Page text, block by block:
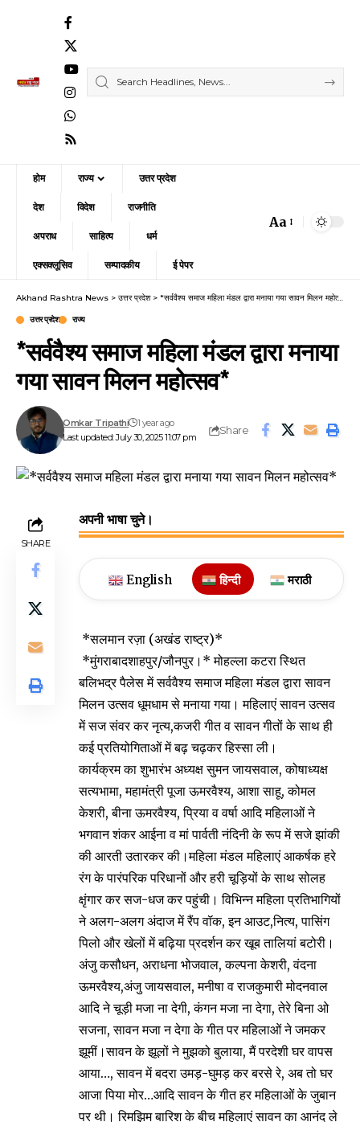
होम राज्य उत्तर प्रदेश
देश विदेश राजनीति
अपराध साहित्य धर्म
एक्सक्लूसिव सम्पादकीय ई पेपर
Font
Aa
Akhand Rashtra News > उत्तर प्रदेश> *सर्ववैश्य समाज महिला मंडल द्वारा मनाया गया सावन मिलन महोत्सव*
उत्तर प्रदेश राज्य
*सर्ववैश्य समाज महिला मंडल द्वारा मनाया
गया सावन मिलन महोत्सव*
Last updated: July 30, 2025 11:07 pm
Omkar Tripathi 1 year ago
Share
SHARE
अपनी भाषा चुने।
English हिन्दी मराठी
*सलमान रज़ा (अखंड राष्ट्र)*
*मुंगराबादशाहपुर/जौनपुर।* मोहल्ला कटरा स्थित
बलिभद्र पैलेस में सर्ववैश्य समाज महिला मंडल द्वारा सावन
मिलन उत्सव धूमधाम से मनाया गया। महिलाएं सावन उत्सव
में सज संवर कर नृत्य,कजरी गीत व सावन गीतों के साथ ही
कई प्रतियोगिताओं में बढ़ चढ़कर हिस्सा ली।
कार्यक्रम का शुभारंभ अध्यक्ष सुमन जायसवाल, कोषाध्यक्ष
सत्यभामा, महामंत्री पूजा ऊमरवैश्य, आशा साहू, कोमल
केशरी, बीना ऊमरवैश्य, प्रिया व वर्षा आदि महिलाओं ने
भगवान शंकर आईना व मां पार्वती नंदिनी के रूप में सजे झांकी
की आरती उतारकर की।महिला मंडल महिलाएं आकर्षक हरे
रंग के पारंपरिक परिधानों और हरी चूड़ियों के साथ सोलह
क्षृंगार कर सज-धज कर पहुंची। विभिन्न महिला प्रतिभागियों
ने अलग-अलग अंदाज में रैंप वॉक, इन आउट,नित्य, पासिंग
पिलो और खेलों में बढ़िया प्रदर्शन कर खूब तालियां बटोरी।
अंजु कसौधन, अराधना भोजवाल, कल्पना केशरी, वंदना
ऊमरवैश्य,अंजु जायसवाल, मनीषा व राजकुमारी मोदनवाल
आदि ने चूड़ी मजा ना देगी, कंगन मजा ना देगा, तेरे बिना ओ
सजना, सावन मजा न देगा के गीत पर महिलाओं ने जमकर
झूमीं।सावन के झूलों ने मुझको बुलाया, मैं परदेशी घर वापस
आया…, सावन में बदरा उमड़-घुमड़ कर बरसे रे, अब तो घर
आजा पिया मोर…आदि सावन के गीत हर महिलाओं के जुबान
पर थी। रिमझिम बारिश के बीच महिलाएं सावन का आनंद ले